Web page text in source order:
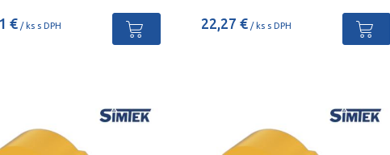
€ / ks s DPH 22,27 €/ ks s DPH